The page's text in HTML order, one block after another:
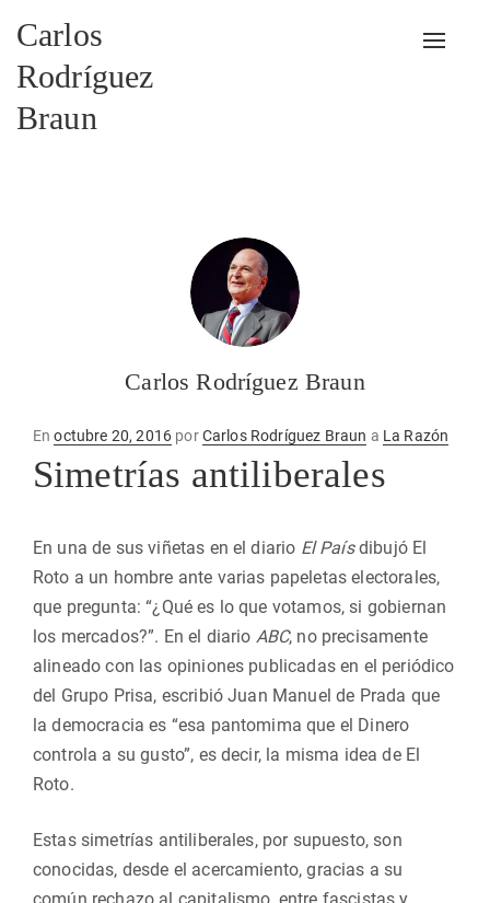
Carlos
Rodríguez
Braun
Carlos Rodríguez Braun
EnPublicado
en
octubre 20, 2016 porCarlos Rodríguez Braun a La Razón
Simetrías antiliberales
En una de sus viñetas en el diario El Paísdibujó El
Roto a un hombre ante varias papeletas electorales,
que pregunta: “¿Qué es lo que votamos, si gobiernan
los mercados?”. En el diario ABC, no precisamente
alineado con las opiniones publicadas en el periódico
del Grupo Prisa, escribió Juan Manuel de Prada que
la democracia es “esa pantomima que el Dinero
controla a su gusto”, es decir, la misma idea de El
Roto.
Estas simetrías antiliberales, por supuesto, son
conocidas, desde el acercamiento, gracias a su